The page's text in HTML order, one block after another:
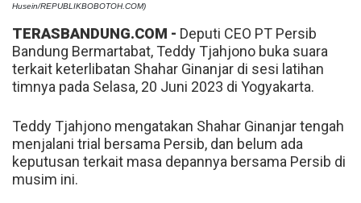
Husein/REPUBLIKBOBOTOH.COM)
TERASBANDUNG.COM - Deputi CEO PT Persib
Bandung Bermartabat, Teddy Tjahjono buka suara
terkait keterlibatan Shahar Ginanjar di sesi latihan
timnya pada Selasa, 20 Juni 2023 di Yogyakarta.
Teddy Tjahjono mengatakan Shahar Ginanjar tengah
menjalani trial bersama Persib, dan belum ada
keputusan terkait masa depannya bersama Persib di
musim ini.